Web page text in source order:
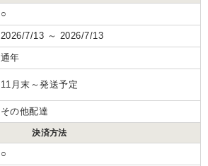
○
2026/7/13 ～ 2026/7/13
通年
11月末～発送予定
その他配達
決済方法
○